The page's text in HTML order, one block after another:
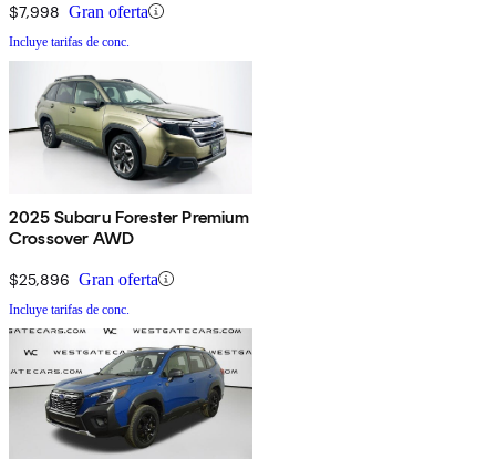
$7,998 Gran oferta
Incluye tarifas de conc.
2025 Subaru Forester Premium
Crossover AWD
$25,896 Gran oferta
Incluye tarifas de conc.